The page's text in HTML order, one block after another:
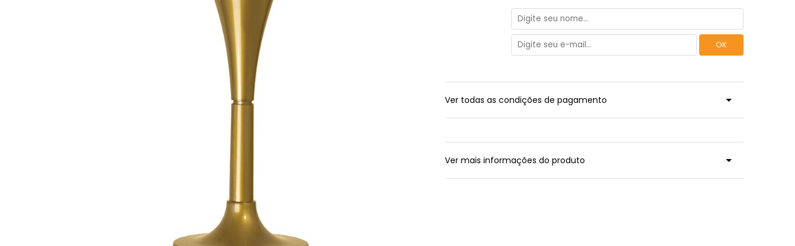
Ver todas as condições de pagamento
Ver mais informações do produto